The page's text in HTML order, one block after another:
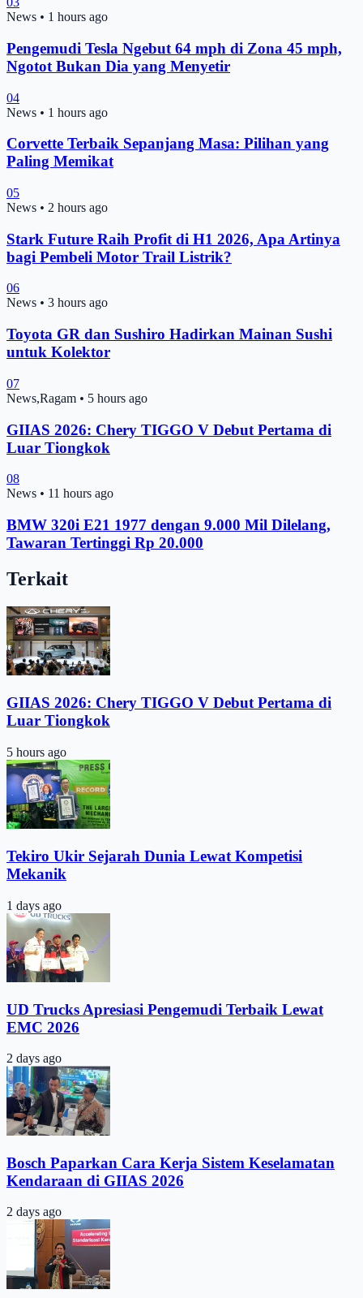
News • 1 hours ago
Pengemudi Tesla Ngebut 64 mph di Zona 45 mph,
Ngotot Bukan Dia yang Menyetir
04
News • 1 hours ago
Corvette Terbaik Sepanjang Masa: Pilihan yang
Paling Memikat
05
News • 2 hours ago
Stark Future Raih Profit di H1 2026, Apa Artinya
bagi Pembeli Motor Trail Listrik?
06
News • 3 hours ago
Toyota GR dan Sushiro Hadirkan Mainan Sushi
untuk Kolektor
07
News,Ragam • 5 hours ago
GIIAS 2026: Chery TIGGO V Debut Pertama di
Luar Tiongkok
08
News • 11 hours ago
BMW 320i E21 1977 dengan 9.000 Mil Dilelang,
Tawaran Tertinggi Rp 20.000
Terkait
GIIAS 2026: Chery TIGGO V Debut Pertama di
Luar Tiongkok
5 hours ago
Tekiro Ukir Sejarah Dunia Lewat Kompetisi
Mekanik
1 days ago
UD Trucks Apresiasi Pengemudi Terbaik Lewat
EMC 2026
2 days ago
Bosch Paparkan Cara Kerja Sistem Keselamatan
Kendaraan di GIIAS 2026
2 days ago